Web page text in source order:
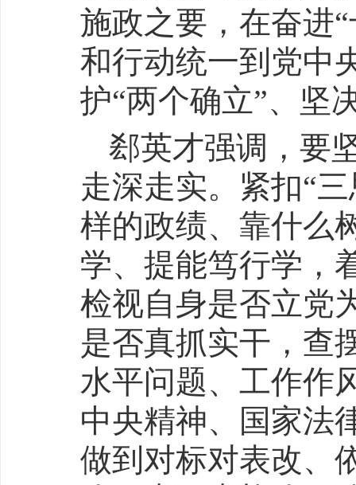
施政之要，在奋进
和行动统一到党中
护“两个确立”、坚
郄英才强调，要
走深走实。紧扣“
样的政绩、靠什么
学、提能笃行学，
检视自身是否立党
是否真抓实干，查
水平问题、工作作
中央精神、国家法
做到对标对表改、